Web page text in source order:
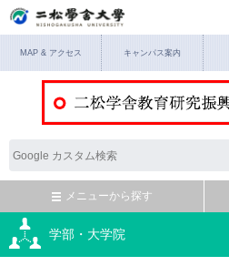
MAP & アクセス キャンパス案内
メニューから探す
学部・大学院